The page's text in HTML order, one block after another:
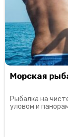
Морская
Рыбалка на
уловом и